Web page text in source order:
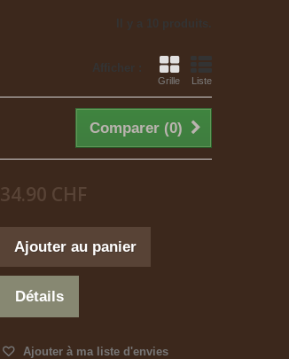
Afficher :
Grille Liste
Comparer (0)
34.90 CHF
Ajouter au panier
Détails
Ajouter à ma liste d'envies